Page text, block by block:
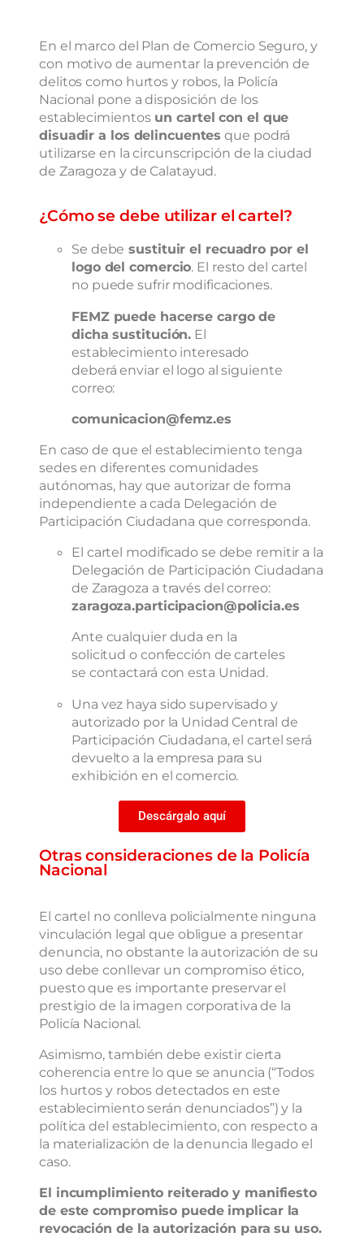
En el marco del Plan de Comercio Seguro, y
con motivo de aumentar la prevención de
delitos como hurtos y robos, la Policía
Nacional pone a disposición de los
establecimientosun cartel con el que
disuadir a los delincuentes que podrá
utilizarse en la circunscripción de la ciudad
de Zaragoza y de Calatayud.
¿Cómo se debe utilizar el cartel?
Se debe sustituir el recuadro por el
logo del comercio. El resto del cartel
no puede sufrir modificaciones.
FEMZ puede hacerse cargo de
dicha sustitución. El
establecimiento interesado
deberá enviar el logo al siguiente
correo:
comunicacion@femz.es
En caso de que el establecimiento tenga
sedes en diferentes comunidades
autónomas, hay que autorizar de forma
independiente a cada Delegación de
Participación Ciudadana que corresponda.
El cartel modificado se debe remitir a la
Delegación de Participación Ciudadana
de Zaragoza a través del correo:
zaragoza.participacion@policia.es
Ante cualquier duda en la
solicitud o confección de carteles
se contactará con esta Unidad.
Una vez haya sido supervisado y
autorizado por la Unidad Central de
Participación Ciudadana, el cartel será
devuelto a la empresa para su
exhibición en el comercio.
Descárgalo aquí
Otras consideraciones de la Policía
Nacional
El cartel no conlleva policialmente ninguna
vinculación legal que obligue a presentar
denuncia, no obstante la autorización de su
uso debe conllevar un compromiso ético,
puesto que es importante preservar el
prestigio de la imagen corporativa de la
Policía Nacional.
Asimismo, también debe existir cierta
coherencia entre lo que se anuncia (“Todos
los hurtos y robos detectados en este
establecimiento serán denunciados”) y la
política del establecimiento, con respecto a
la materialización de la denuncia llegado el
caso.
El incumplimiento reiterado y manifiesto
de este compromiso puede implicar la
revocación de la autorización para su uso.